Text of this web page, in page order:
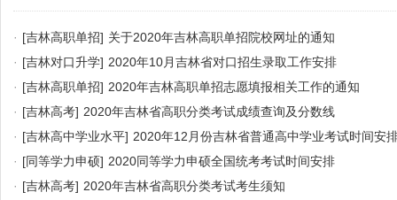
· [吉林高职单招] 关于2020年吉林高职单招院校网址的通知
· [吉林对口升学] 2020年10月吉林省对口招生录取工作安排
· [吉林高职单招] 2020年吉林高职单招志愿填报相关工作的通知
· [吉林高考] 2020年吉林省高职分类考试成绩查询及分数线
· [吉林高中学业水平] 2020年12月份吉林省普通高中学业考试时间安
· [同等学力申硕] 2020同等学力申硕全国统考考试时间安排
· [吉林高考] 2020年吉林省高职分类考试考生须知